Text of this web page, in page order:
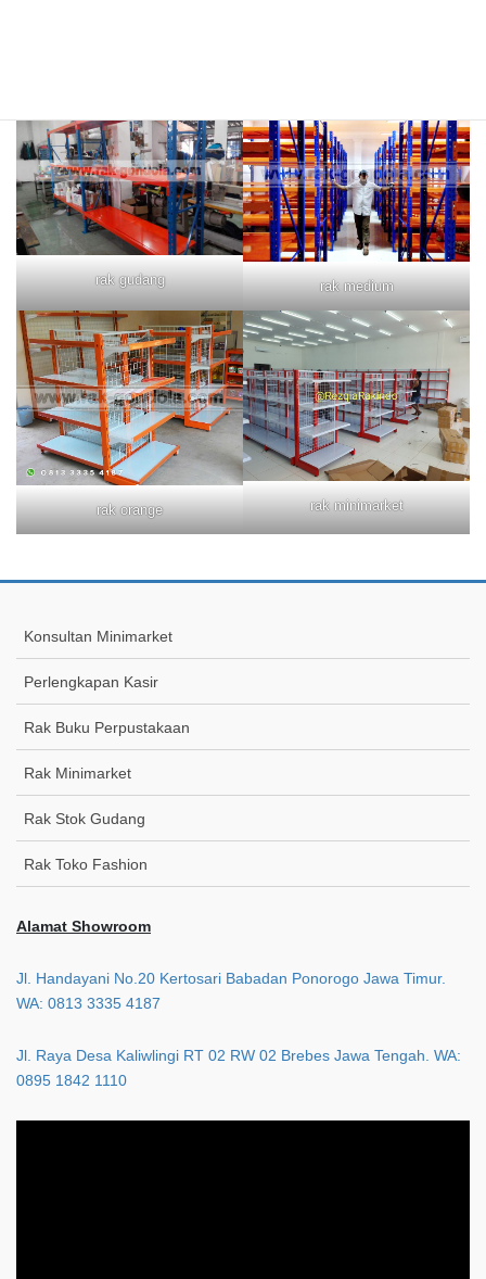
rak gudang rak medium
rak orange rak minimarket
Konsultan Minimarket
Perlengkapan Kasir
Rak Buku Perpustakaan
Rak Minimarket
Rak Stok Gudang
Rak Toko Fashion
Alamat Showroom
Jl. Handayani No.20 Kertosari Babadan Ponorogo Jawa Timur.
WA: 0813 3335 4187
Jl. Raya Desa Kaliwlingi RT 02 RW 02 Brebes Jawa Tengah. WA:
0895 1842 1110